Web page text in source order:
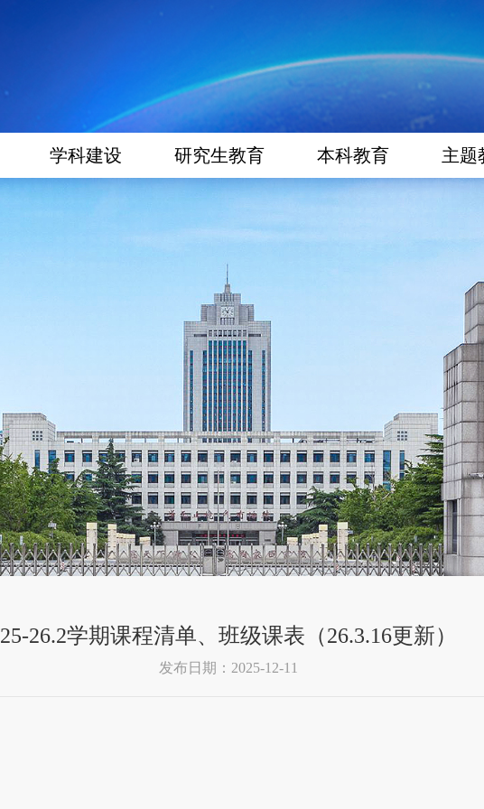
学科建设 研究生教育 本科教育 主题
25-26.2学期课程清单、班级课表（26.3.16更新）
发布日期：2025-12-11